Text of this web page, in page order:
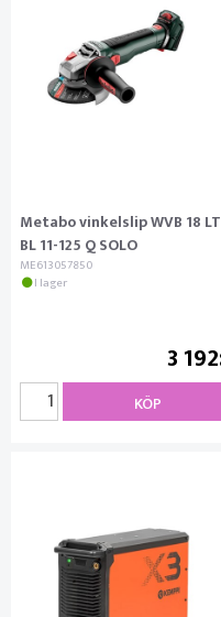
Metabo vinkelslip WVB 18 LT
BL 11-125 Q SOLO
ME613057850
I lager
3 192
KÖP